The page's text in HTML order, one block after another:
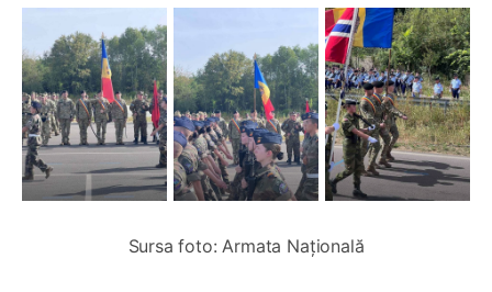
Sursa foto: Armata Națională